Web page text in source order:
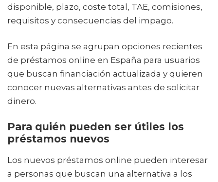
disponible, plazo, coste total, TAE, comisiones,
requisitos y consecuencias del impago.
En esta página se agrupan opciones recientes
de préstamos online en España para usuarios
que buscan financiación actualizada y quieren
conocer nuevas alternativas antes de solicitar
dinero.
Para quién pueden ser útiles los
préstamos nuevos
Los nuevos préstamos online pueden interesar
a personas que buscan una alternativa a los